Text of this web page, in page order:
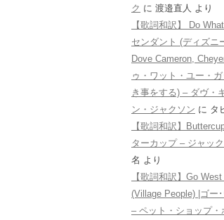
ク に 渡邉直人 より
【歌詞和訳】 Do
センダント (ディズニ
Dove Cameron,
ゥ・ワット・ユー・
き事をする) – ダヴ・
ン・ジャクソン に タ
【歌詞和訳】
ターカップ – ジャッ
名 より
【歌詞和訳】Go
(Village People) |ゴー
– ペット・ショップ・